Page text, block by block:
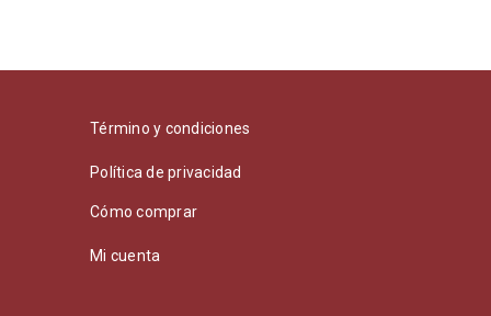
Término y condiciones
Política de privacidad
Cómo comprar
Mi cuenta